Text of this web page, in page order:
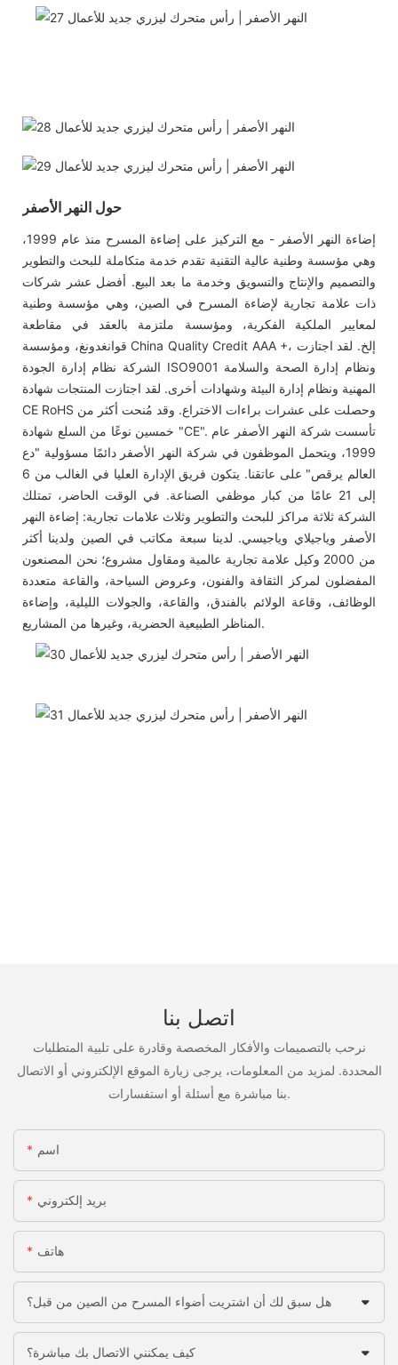
حول النهر الأصفر
إضاءة النهر الأصفر - مع التركيز على إضاءة المسرح منذ عام 1999،
وهي مؤسسة وطنية عالية التقنية تقدم خدمة متكاملة للبحث والتطوير
والتصميم والإنتاج والتسويق وخدمة ما بعد البيع. أفضل عشر شركات
ذات علامة تجارية لإضاءة المسرح في الصين، وهي مؤسسة وطنية
لمعايير الملكية الفكرية، ومؤسسة ملتزمة بالعقد في مقاطعة
قوانغدونغ، ومؤسسة China Quality Credit AAA +، إلخ. لقد اجتازت
الشركة نظام إدارة الجودة ISO9001 ونظام إدارة الصحة والسلامة
المهنية ونظام إدارة البيئة وشهادات أخرى. لقد اجتازت المنتجات شهادة
CE RoHS وحصلت على عشرات براءات الاختراع. وقد مُنحت أكثر من
خمسين نوعًا من السلع شهادة "CE". تأسست شركة النهر الأصفر عام
1999، ويتحمل الموظفون في شركة النهر الأصفر دائمًا مسؤولية "دع
العالم يرقص" على عاتقنا. يتكون فريق الإدارة العليا في الغالب من 6
إلى 21 عامًا من كبار موظفي الصناعة. في الوقت الحاضر، تمتلك
الشركة ثلاثة مراكز للبحث والتطوير وثلاث علامات تجارية: إضاءة النهر
الأصفر وياجيلاي وياجيسي. لدينا سبعة مكاتب في الصين ولدينا أكثر
من 2000 وكيل علامة تجارية عالمية ومقاول مشروع؛ نحن المصنعون
المفضلون لمركز الثقافة والفنون، وعروض السياحة، والقاعة متعددة
الوظائف، وقاعة الولائم بالفندق، والقاعة، والجولات الليلية، وإضاءة
المناظر الطبيعية الحضرية، وغيرها من المشاريع.
اتصل بنا
نرحب بالتصميمات والأفكار المخصصة وقادرة على تلبية المتطلبات
المحددة. لمزيد من المعلومات، يرجى زيارة الموقع الإلكتروني أو الاتصال
بنا مباشرة مع أسئلة أو استفسارات.
اسم
بريد إلكتروني
هاتف
هل سبق لك أن اشتريت أضواء المسرح من الصين من قبل؟
كيف يمكنني الاتصال بك مباشرة؟